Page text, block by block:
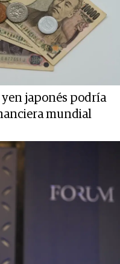
yen japonés podría
mundial